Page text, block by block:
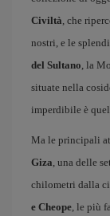
Civiltà, che
nostri, e le
del Sultano, la
situate nella
imperdibile è
Ma le principali
Giza, una delle
chilometri dalla
e Cheope, le più